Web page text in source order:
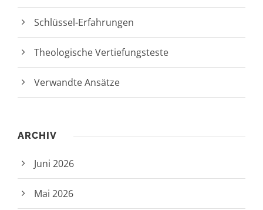
Schlüssel-Erfahrungen
Theologische Vertiefungsteste
Verwandte Ansätze
ARCHIV
Juni 2026
Mai 2026